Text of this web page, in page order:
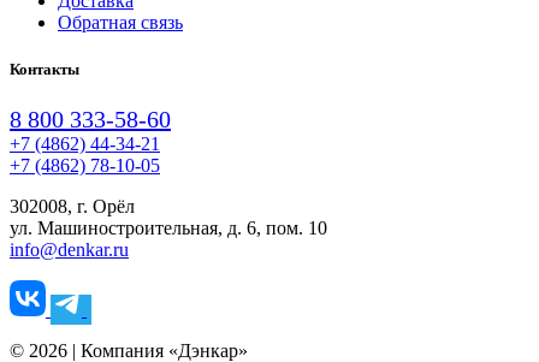
Обратная связь
Контакты
8 800 333-58-60
+7 (4862) 44-34-21
+7 (4862) 78-10-05
302008, г. Орёл
ул. Машиностроительная, д. 6, пом. 10
info@denkar.ru
© 2026 | Компания «Дэнкар»